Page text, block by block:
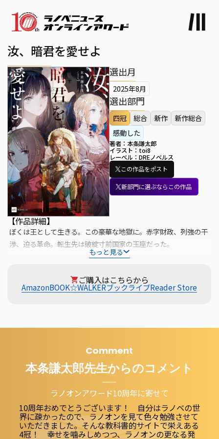
汝、暗君を愛せよ
選出月
2025年8月
選出部門
四冠 総合 新作
新作総合
感動した
著者： 本条謙太郎
イラスト： toi8
レーベル： DREノベルス
この作品をポスト
新部門に選ぶならこの作品
【作品詳細】
ぼくは王として生きる。この豪華な地獄に。赤字財政、列強の干
渉、迫る革命。転生先は破綻寸前国家の玉座だった。
は、異世界の若き王の中へと転生する。しかし彼の王国は巨額の
赤字財政と列強の干渉に悩まされ、国内には革命の気配すら漂い
人たる彼にできることはあまりに少ない。だが、何とか“上手く
して残るだろう。永遠に」それでもなお、彼は玉座に在り続け
る。かつて“投げ捨てた”役割を今度こそ全うするために。
もっと見る
ご購入はこちらから
AmazonBOOK☆WALKERブックライブReader Store
Comment
本条謙太郎先生からのコメント
ラノオンアワード10周年に寄せて
10周年おめでとうございます！ 自分はラノベの世
界に疎かったので、ラノオンを見て色々勉強させて
いただきました。そんな教科書的サイトで栄えある
4冠！ 幸せを噛みしめつつ、ラノオンの更なる発